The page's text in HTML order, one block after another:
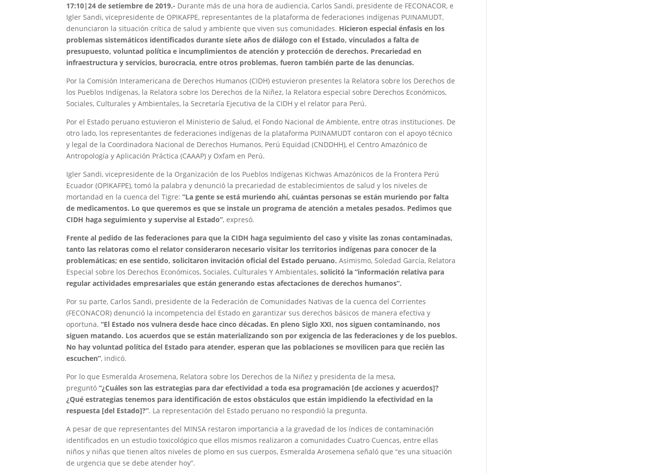
17:10|24 de setiembre de 2019.- Durante más de una hora de audiencia, Carlos Sandi, presidente de FECONACOR, e
Igler Sandi, vicepresidente de OPIKAFPE, representantes de la plataforma de federaciones indígenas PUINAMUDT,
denunciaron la situación crítica de salud y ambiente que viven sus comunidades. Hicieron especial énfasis en los
problemas sistemáticos identificados durante siete años de diálogo con el Estado, vinculados a falta de
presupuesto, voluntad política e incumplimientos de atención y protección de derechos. Precariedad en
infraestructura y servicios, burocracia, entre otros problemas, fueron también parte de las denuncias.
Por la Comisión Interamericana de Derechos Humanos (CIDH) estuvieron presentes la Relatora sobre los Derechos de
los Pueblos Indígenas, la Relatora sobre los Derechos de la Niñez, la Relatora especial sobre Derechos Económicos,
Sociales, Culturales y Ambientales, la Secretaría Ejecutiva de la CIDH y el relator para Perú.
Por el Estado peruano estuvieron el Ministerio de Salud, el Fondo Nacional de Ambiente, entre otras instituciones. De
otro lado, los representantes de federaciones indígenas de la plataforma PUINAMUDT contaron con el apoyo técnico
y legal de la Coordinadora Nacional de Derechos Humanos, Perú Equidad (CNDDHH), el Centro Amazónico de
Antropología y Aplicación Práctica (CAAAP) y Oxfam en Perú.
Igler Sandi, vicepresidente de la Organización de los Pueblos Indígenas Kichwas Amazónicos de la Frontera Perú
Ecuador (OPIKAFPE), tomó la palabra y denunció la precariedad de establecimientos de salud y los niveles de
mortandad en la cuenca del Tigre:“La gente se está muriendo ahí, cuántas personas se están muriendo por falta
de medicamentos. Lo que queremos es que se instale un programa de atención a metales pesados. Pedimos que
CIDH haga seguimiento y supervise al Estado”, expresó.
Frente al pedido de las federaciones para que la CIDH haga seguimiento del caso y visite las zonas contaminadas,
tanto las relatoras como el relator consideraron necesario visitar los territorios indígenas para conocer de la
problemáticas; en ese sentido, solicitaron invitación oficial del Estado peruano. Asimismo, Soledad García, Relatora
Especial sobre los Derechos Económicos, Sociales, Culturales Y Ambientales,solicitó la “información relativa para
regular actividades empresariales que están generando estas afectaciones de derechos humanos”.
Por su parte, Carlos Sandi, presidente de la Federación de Comunidades Nativas de la cuenca del Corrientes
(FECONACOR) denunció la incompetencia del Estado en garantizar sus derechos básicos de manera efectiva y
oportuna.“El Estado nos vulnera desde hace cinco décadas. En pleno Siglo XXI, nos siguen contaminando, nos
siguen matando. Los acuerdos que se están materializando son por exigencia de las federaciones y de los pueblos.
No hay voluntad política del Estado para atender, esperan que las poblaciones se movilicen para que recién las
escuchen”, indicó.
Por lo que Esmeralda Arosemena, Relatora sobre los Derechos de la Niñez y presidenta de la mesa,
preguntó“¿Cuáles son las estrategias para dar efectividad a toda esa programación [de acciones y acuerdos]?
¿Qué estrategias tenemos para identificación de estos obstáculos que están impidiendo la efectividad en la
respuesta [del Estado]?”. La representación del Estado peruano no respondió la pregunta.
A pesar de que representantes del MINSA restaron importancia a la gravedad de los índices de contaminación
identificados en un estudio toxicológico que ellos mismos realizaron a comunidades Cuatro Cuencas, entre ellas
niños y niñas que tienen altos niveles de plomo en sus cuerpos, Esmeralda Arosemena señaló que “es una situación
de urgencia que se debe atender hoy”.